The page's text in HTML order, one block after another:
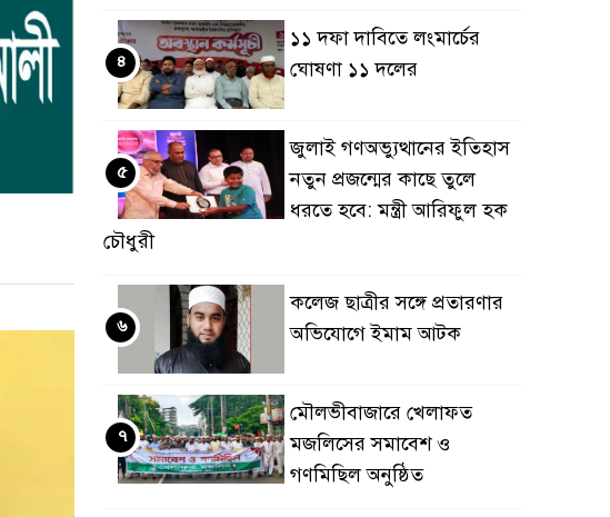
১১ দফা দাবিতে লংমার্চের
ঘোষণা ১১ দলের
৪
জুলাই গণঅভ্যুত্থানের ইতিহাস
নতুন প্রজন্মের কাছে তুলে
ধরতে হবে: মন্ত্রী আরিফুল হক
চৌধুরী
৫
কলেজ ছাত্রীর সঙ্গে প্রতারণার
অভিযোগে ইমাম আটক
৬
মৌলভীবাজারে খেলাফত
মজলিসের সমাবেশ ও
গণমিছিল অনুষ্ঠিত
৭